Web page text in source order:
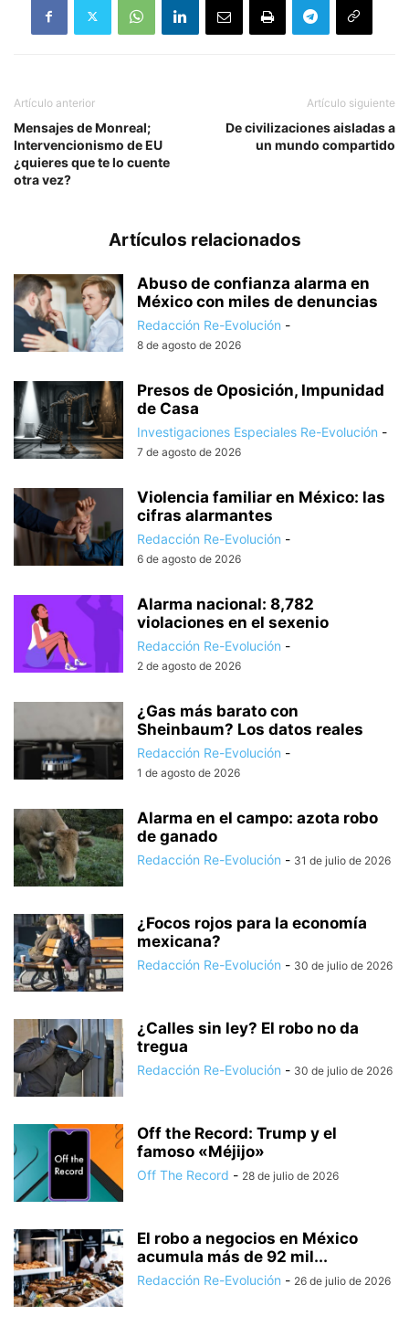
Artículo anterior
Mensajes de Monreal;
Intervencionismo de EU
¿quieres que te lo cuente
otra vez?
Artículo siguiente
De civilizaciones aisladas a
un mundo compartido
Artículos relacionados
Abuso de confianza alarma en
México con miles de denuncias
Redacción Re-Evolución -
8 de agosto de 2026
Presos de Oposición, Impunidad
de Casa
Investigaciones Especiales Re-Evolución -
7 de agosto de 2026
Violencia familiar en México: las
cifras alarmantes
Redacción Re-Evolución -
6 de agosto de 2026
Alarma nacional: 8,782
violaciones en el sexenio
Redacción Re-Evolución -
2 de agosto de 2026
¿Gas más barato con
Sheinbaum? Los datos reales
Redacción Re-Evolución -
1 de agosto de 2026
Alarma en el campo: azota robo
de ganado
Redacción Re-Evolución - 31 de julio de 2026
¿Focos rojos para la economía
mexicana?
Redacción Re-Evolución - 30 de julio de 2026
¿Calles sin ley? El robo no da
tregua
Redacción Re-Evolución - 30 de julio de 2026
Off the Record: Trump y el
famoso «Méjijo»
Off The Record - 28 de julio de 2026
El robo a negocios en México
acumula más de 92 mil...
Redacción Re-Evolución - 26 de julio de 2026